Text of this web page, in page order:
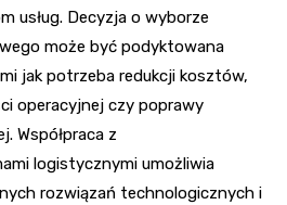
usług. Decyzja o wyborze
może być podyktowana
jak potrzeba redukcji kosztów,
operacyjnej czy poprawy
Współpraca z
logistycznymi umożliwia
rozwiązań technologicznych i